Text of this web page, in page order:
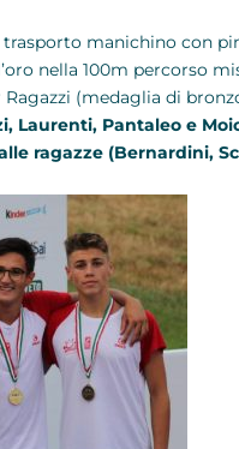
manichino con
nella 100m percorso
(medaglia di
Pantaleo e
ragazze (Bernardini,